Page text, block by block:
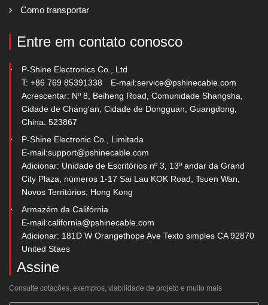
Como transportar
Entre em contato conosco
P-Shine Electronics Co., Ltd
T: +86 769 85391338
E-mail:service@pshinecable.com
Acrescentar: Nº 8, Beiheng Road, Comunidade Shangsha,
Cidade de Chang'an, Cidade de Dongguan, Guangdong,
China. 523867
P-Shine Electronic Co., Limitada
E-mail:support@pshinecable.com
Adicionar: Unidade de Escritórios nº 3, 13º andar da Grand
City Plaza, números 1-17 Sai Lau KOK Road, Tsuen Wan,
Novos Territórios, Hong Kong
Armazém da Califórnia
E-mail:california@pshinecable.com
Adicionar: 181D W Orangethope Ave Texto simples CA 92870
United Staes
Assine
Consulte cotações, exemplos, viabilidade de projeto e muito mais